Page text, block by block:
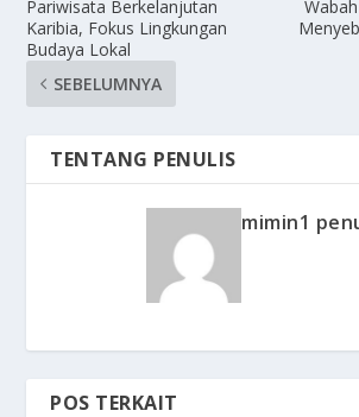
Pariwisata Berkelanjutan
Karibia, Fokus Lingkungan
Budaya Lokal
SEBELUMNYA
TENTANG PENULIS
mimin1
POS TERKAIT